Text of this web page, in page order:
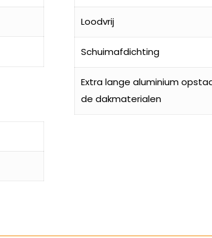
Loodvrij
Schuimafdichting
Extra lange aluminium
de dakmaterialen